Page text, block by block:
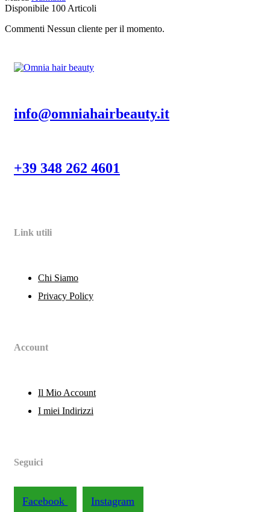
Disponibile 100 Articoli
Commenti Nessun cliente per il momento.
info@omniahairbeauty.it
+39 348 262 4601
Link utili
Chi Siamo
Privacy Policy
Account
Il Mio Account
I miei Indirizzi
Seguici
Facebook Instagram